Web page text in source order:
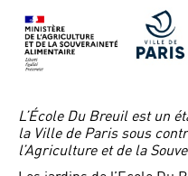
L’École Du Breuil est un
la Ville de Paris sous
l’Agriculture et de la